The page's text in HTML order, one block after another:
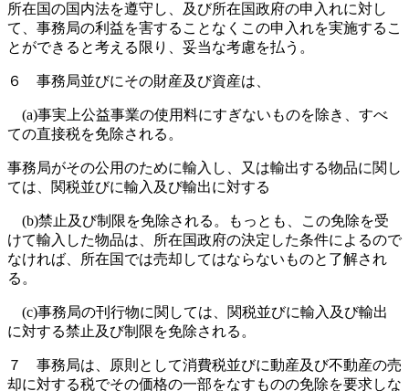
所在国の国内法を遵守し、及び所在国政府の申入れに対し
て、事務局の利益を害することなくこの申入れを実施するこ
とができると考える限り、妥当な考慮を払う。
６ 事務局並びにその財産及び資産は、
(a)事実上公益事業の使用料にすぎないものを除き、すべ
ての直接税を免除される。
事務局がその公用のために輸入し、又は輸出する物品に関し
ては、関税並びに輸入及び輸出に対する
(b)禁止及び制限を免除される。もっとも、この免除を受
けて輸入した物品は、所在国政府の決定した条件によるので
なければ、所在国では売却してはならないものと了解され
る。
(c)事務局の刊行物に関しては、関税並びに輸入及び輸出
に対する禁止及び制限を免除される。
７ 事務局は、原則として消費税並びに動産及び不動産の売
却に対する税でその価格の一部をなすものの免除を要求しな